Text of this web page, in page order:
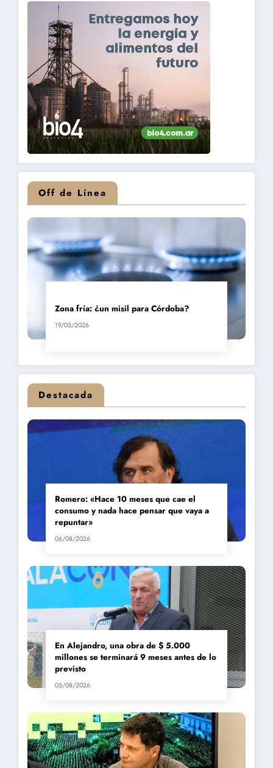
Off de Línea
Zona fría: ¿un misil para Córdoba?
19/05/2026
Destacada
Romero: «Hace 10 meses que cae el
consumo y nada hace pensar que vaya a
repuntar»
06/08/2026
En Alejandro, una obra de $ 5.000
millones se terminará 9 meses antes de lo
previsto
05/08/2026